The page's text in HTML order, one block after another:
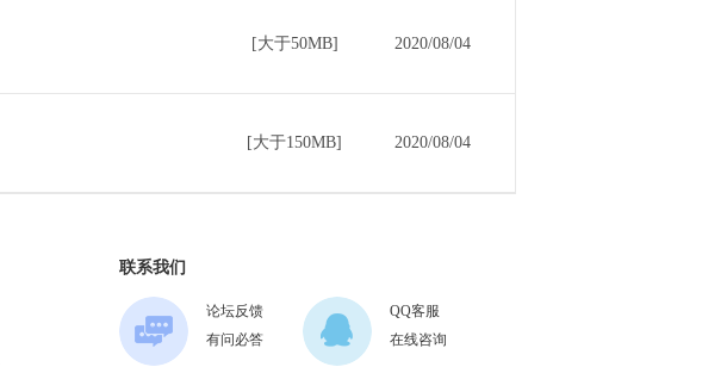
[大于50MB] 2020/08/04
[大于150MB] 2020/08/04
联系我们
论坛反馈
有问必答
QQ客服
在线咨询